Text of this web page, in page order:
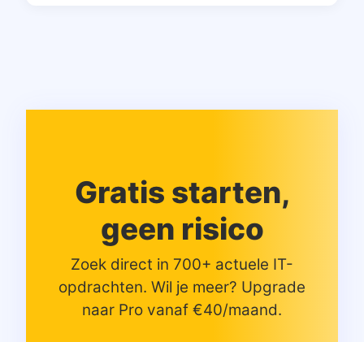
Gratis starten,
geen risico
Zoek direct in 700+ actuele IT-
opdrachten. Wil je meer? Upgrade
naar Pro vanaf €40/maand.